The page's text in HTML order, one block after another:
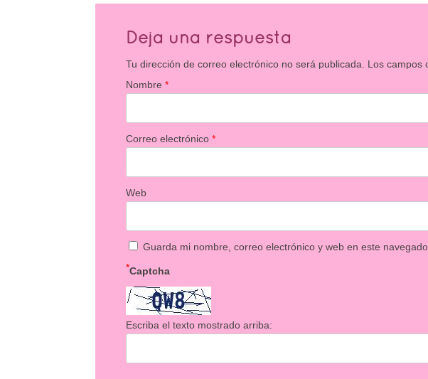
Deja una respuesta
Tu dirección de correo electrónico no será publicada. Los campos
Nombre*
Correo electrónico*
Web
Guarda mi nombre, correo electrónico y web en este
Captcha
*
Escriba el texto mostrado arriba: